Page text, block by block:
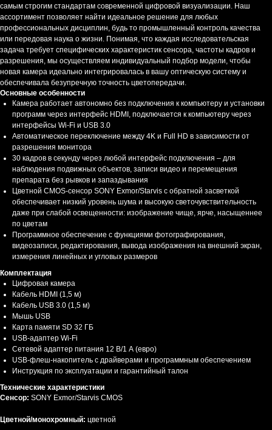
самым строгим стандартам современной цифровой визуализации. Наш
ассортимент позволяет найти идеальное решение для любых
профессиональных дисциплин, будь то промышленный контроль качества
или передовая наука о жизни. Понимая, что каждая исследовательская
задача требует специфических характеристик сенсора, частоты кадров и
разрешения, мы осуществляем индивидуальный подбор модели, чтобы
новая камера идеально интегрировалась в вашу оптическую систему и
обеспечивала безупречную точность цветопередачи.
Основные особенности
Камера работает автономно без подключения к компьютеру и установки
программ через интерфейс HDMI, подключается к компьютеру через
интерфейсы Wi-Fi и USB 3.0
Автоматическое переключение между 4K и Full HD в зависимости от
разрешения монитора
30 кадров в секунду через любой интерфейс подключения – для
наблюдения подвижных объектов, записи видео и перемещения
препарата без рывков и запаздывания
Цветной CMOS-сенсор SONY Exmor/Starvis с обратной засветкой
обеспечивает низкий уровень шума и высокую светочувствительность
даже при слабой освещенности: изображение чище, ярче, насыщеннее
по цветам
Программное обеспечение с функциями фотографирования,
видеозаписи, редактирования, вывода изображения на внешний экран,
измерения линейных и угловых размеров
Комплектация
Цифровая камера
Кабель HDMI (1,5 м)
Кабель USB 3.0 (1,5 м)
Мышь USB
Карта памяти SD 32 ГБ
USB-адаптер Wi-Fi
Сетевой адаптер питания 12 В/1 А (евро)
USB-флеш-накопитель с драйверами и программным обеспечением
Инструкция по эксплуатации и гарантийный талон
Технические характеристики
Сенсор: SONY Exmor/Starvis CMOS
Цветной/монохромный: цветной